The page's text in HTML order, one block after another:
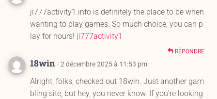
ji777activity1.info is definitely the place to be when
wanting to play games. So much choice, you can p
lay for hours! ji777activity1
RÉPONDRE
18win · 2 décembre 2025 à 11:53 pm
Alright, folks, checked out 18win. Just another gam
bling site, but hey, you never know. If you’re looking